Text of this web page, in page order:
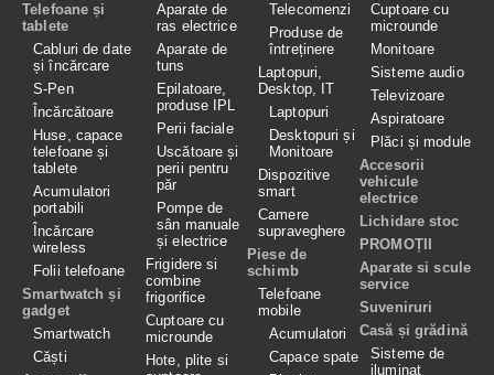
Telefoane și
tablete
Cabluri de date
și încărcare
S-Pen
Încărcătoare
Huse, capace
telefoane și
tablete
Acumulatori
portabili
Încărcare
wireless
Folii telefoane
Smartwatch și
gadget
Smartwatch
Căști
Aparate de
ras electrice
Aparate de
tuns
Epilatoare,
produse IPL
Perii faciale
Uscătoare și
perii pentru
păr
Pompe de
sân manuale
și electrice
Frigidere si
combine
frigorifice
Cuptoare cu
microunde
Hote, plite si
Telecomenzi
Produse de
întreținere
Laptopuri,
Desktop, IT
Laptopuri
Desktopuri și
Monitoare
Dispozitive
smart
Camere
supraveghere
Piese de
schimb
Telefoane
mobile
Acumulatori
Capace spate
Cuptoare cu
microunde
Monitoare
Sisteme audio
Televizoare
Aspiratoare
Plăci și module
Accesorii
vehicule
electrice
Lichidare stoc
PROMOȚII
Aparate si scule
service
Suveniruri
Casă și grădină
Sisteme de
iluminat